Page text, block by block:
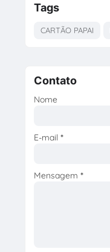
Tags
CARTÃO PAPAI
Contato
Nome
E-mail *
Mensagem *